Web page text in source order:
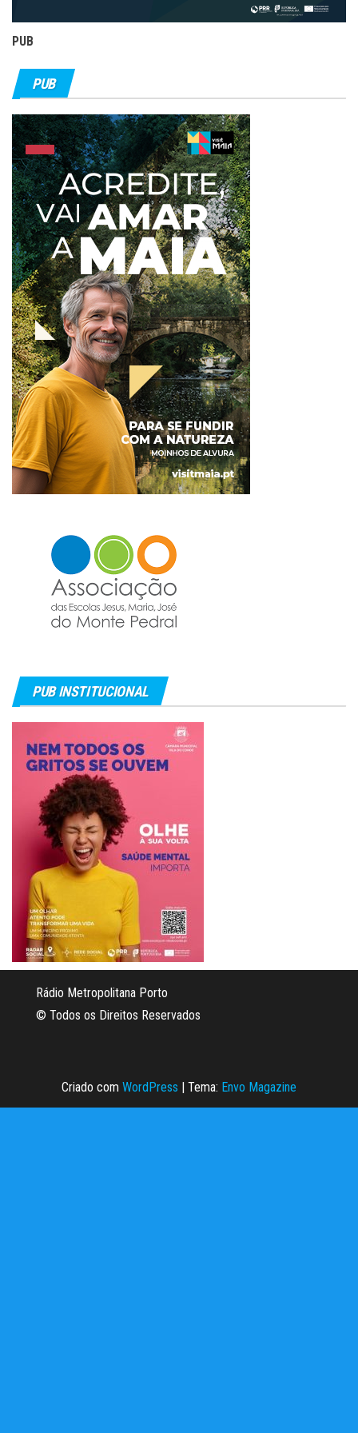
PUB
PUB
PUB INSTITUCIONAL
Rádio Metropolitana Porto
© Todos os Direitos Reservados
Criado com WordPress Tema: Envo Magazine